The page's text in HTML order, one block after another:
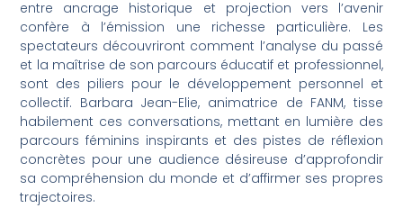
entre ancrage historique et projection vers l’avenir
confère à l’émission une richesse particulière. Les
spectateurs découvriront comment l’analyse du passé
et la maîtrise de son parcours éducatif et professionnel,
sont des piliers pour le développement personnel et
collectif. Barbara Jean-Elie, animatrice de FANM, tisse
habilement ces conversations, mettant en lumière des
parcours féminins inspirants et des pistes de réflexion
concrètes pour une audience désireuse d’approfondir
sa compréhension du monde et d’affirmer ses propres
trajectoires.